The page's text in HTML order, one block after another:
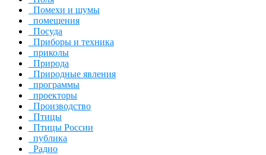
Помехи и шумы
помещения
Посуда
Приборы и техника
приколы
Природа
Природные явления
программы
проекторы
Производство
Птицы
Птицы России
публика
Радио